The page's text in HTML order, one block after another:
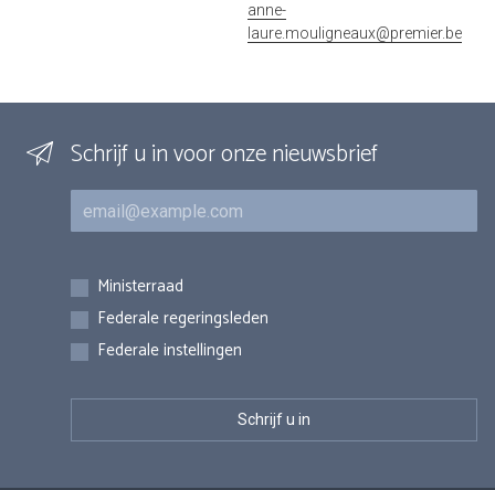
anne-
laure.mouligneaux@premier.be
Schrijf u in voor onze nieuwsbrief
E-mail
Inschrijvingen
Ministerraad
Federale regeringsleden
Federale instellingen